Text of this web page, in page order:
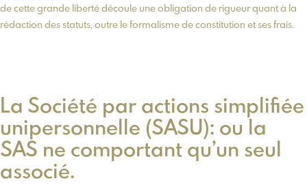
de cette grande liberté découle une obligation de rigueur quant à la
rédaction des statuts, outre le formalisme de constitution et ses frais.
La Société par actions simplifiée
unipersonnelle (SASU): ou la
SAS ne comportant qu’un seul
associé.